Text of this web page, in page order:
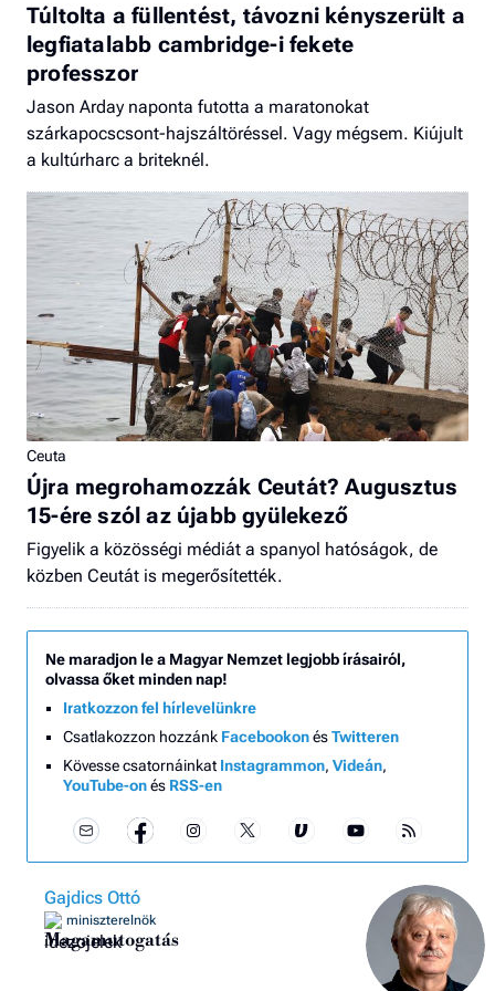
Túltolta a füllentést, távozni kényszerült a
legfiatalabb cambridge-i fekete
professzor
Jason Arday naponta futotta a maratonokat
szárkapocscsont-hajszáltöréssel. Vagy mégsem. Kiújult
a kultúrharc a briteknél.
Ceuta
Újra megrohamozzák Ceutát? Augusztus
15-ére szól az újabb gyülekező
Figyelik a közösségi médiát a spanyol hatóságok, de
közben Ceutát is megerősítették.
Ne maradjon le a Magyar Nemzet legjobb írásairól,
olvassa őket minden nap!
Iratkozzon fel hírlevelünkre
Csatlakozzon hozzánk FacebookonésTwitteren
Kövesse csatornáinkat Instagrammon, Videán,
YouTube-onés RSS-en
Gajdics Ottó
miniszterelnök
Magamutogatás